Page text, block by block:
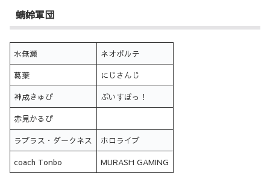
蜻蛉軍団
水無瀬 ネオポルテ
葛葉 にじさんじ
神成きゅぴ ぶいすぽっ！
赤見かるび
ラプラス・ダークネス ホロライブ
coach Tonbo MURASH GAMING